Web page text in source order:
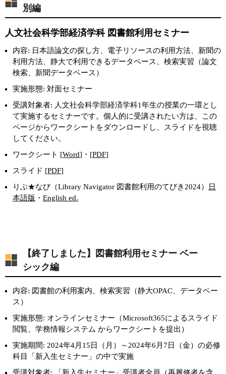
別編
人文社会科学部経済学科 図書館利用セミナー
内容: 日本語論文の探し方、電子リソースの利用方法、新聞の
利用方法、静大で利用できるデータベース、検索実習（論文
検索、新聞データベース）
実施形態: 対面セミナー
受講対象者: 人文社会科学部経済学科1年生の授業の一環とし
て実施するセミナーです。個人的に受講されたい方は、この
ページからワークシートをダウンロードし、スライドを視聴
してください。
ワークシート [Word]・[PDF]
スライド [PDF]
りぶ★なび（Library Navigator 図書館利用のてびき2024）
日
本語版 ・ English ed.
【終了しました】図書館利用セミナー ベー
シック編
内容: 図書館の利用案内、検索実習（静大OPAC、データベー
ス）
実施形態: オンラインセミナー（Microsoft365によるスライド
閲覧、学務情報システム からワークシートを提出）
実施期間: 2024年4月15日（月）～2024年6月7日（金）の必修
科目「新入生セミナー」の中で実施